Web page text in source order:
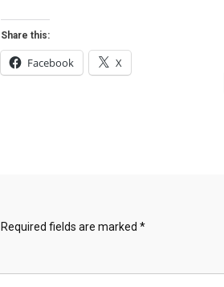
Share this:
Facebook X
Required fields are marked *